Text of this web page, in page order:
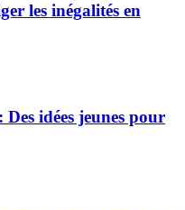
les inégalités en
idées jeunes pour